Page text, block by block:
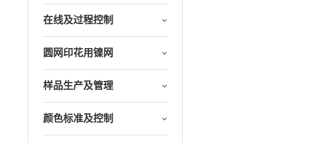
在线及过程控制
圆网印花用镍网
样品生产及管理
颜色标准及控制